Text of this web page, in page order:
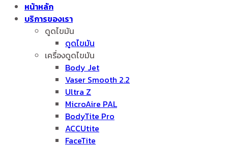
หน้าหลัก
บริการของเรา
ดูดไขมัน
ดูดไขมัน
เครื่องดูดไขมัน
Body Jet
Vaser Smooth 2.2
Ultra Z
MicroAire PAL
BodyTite Pro
ACCUtite
FaceTite